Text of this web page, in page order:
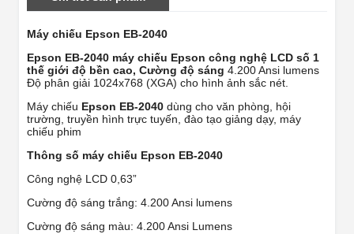
Máy chiếu Epson EB-2040
Epson EB-2040 máy chiếu Epson công nghệ LCD số 1
thế giới độ bền cao, Cường độ sáng 4.200 Ansi lumens
Độ phân giải 1024x768 (XGA) cho hình ảnh sắc nét.
Máy chiếu Epson EB-2040 dùng cho văn phòng, hội
trường, truyền hình trực tuyến, đào tạo giảng dạy, máy
chiếu phim
Thông số máy chiếu Epson EB-2040
Công nghệ LCD 0,63”
Cường độ sáng trắng: 4.200 Ansi lumens
Cường độ sáng màu: 4.200 Ansi Lumens